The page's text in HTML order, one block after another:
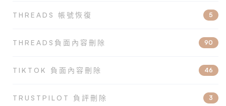
THREADS 帳號恢復 5
THREADS負面內容刪除 90
TIKTOK 負面內容刪除 46
TRUSTPILOT 負評刪除 3